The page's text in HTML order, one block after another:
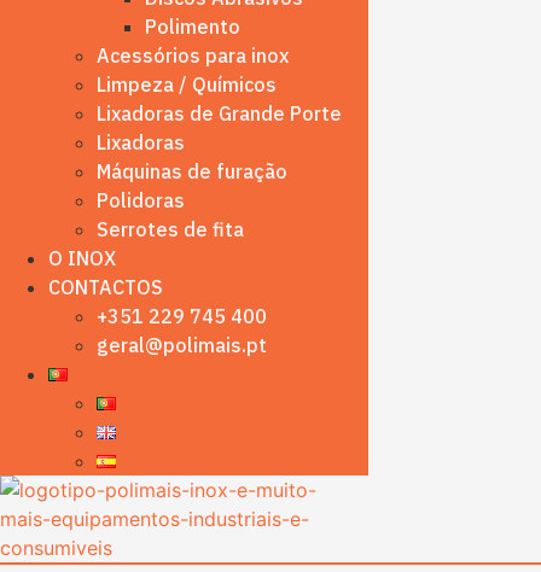
Polimento
Acessórios para inox
Limpeza / Químicos
Lixadoras de Grande Porte
Lixadoras
Máquinas de furação
Polidoras
Serrotes de fita
O INOX
CONTACTOS
+351 229 745 400
geral@polimais.pt